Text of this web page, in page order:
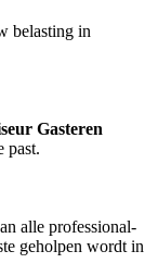
belasting in
Gasteren
past.
alle professional-
geholpen wordt in